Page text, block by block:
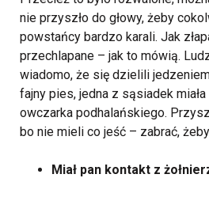
nie przyszło do głowy, żeby
powstańcy bardzo karali. Jak
przechlapane – jak to mówią.
wiadomo, że się dzielili
fajny pies, jedna z sąsiadek
owczarka podhalańskiego.
bo nie mieli co jeść – zabrać,
Miał pan kontakt z